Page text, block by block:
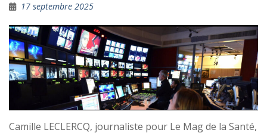
17 septembre 2025
Camille LECLERCQ, journaliste pour Le Mag de la Santé,